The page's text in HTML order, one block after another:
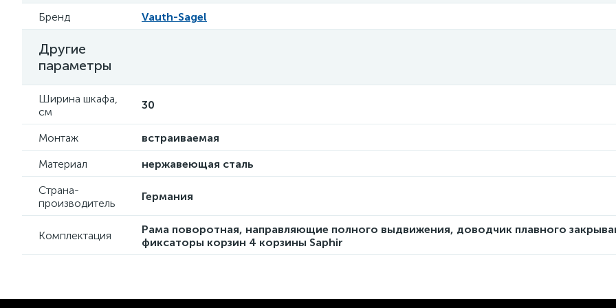
Бренд Vauth-Sagel
Другие
параметры
Ширина шкафа,
см
30
Монтаж
встраиваемая
Материал
нержавеющая сталь
Страна-
производитель
Германия
Комплектация
Рама поворотная, направляющие полного выдвижения, доводчик плавного
фиксаторы корзин 4 корзины Saphir